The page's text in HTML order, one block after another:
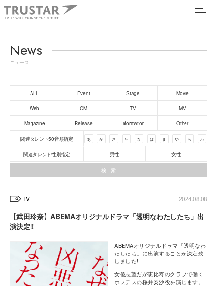
News
ニュース
ALL Event Stage Movie
Web CM TV MV
Magazine Release Information Other
関連タレント50音順指定 あ か さ た な は ま や ら わ
関連タレント性別指定 男性 女性
TV 2024.08.08
【武田玲奈】ABEMAオリジナルドラマ「透明なわたしたち」出
演決定‼
ABEMAオリジナルドラマ「透明なわ
たしたち 」に出演することが決定致
しました!
女優志望だが恵比寿のクラブで働く
ホステスの桜井梨沙役を演じます。